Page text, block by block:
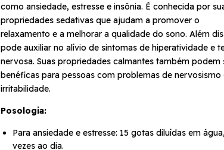
como ansiedade, estresse e insônia. É conhecida por
propriedades sedativas que ajudam a promover o
relaxamento e a melhorar a qualidade do sono. Além
pode auxiliar no alívio de sintomas de hiperatividade e
nervosa. Suas propriedades calmantes também podem
benéficas para pessoas com problemas de nervosismo
irritabilidade.
Posologia:
Para ansiedade e estresse: 15 gotas diluídas em
vezes ao dia.